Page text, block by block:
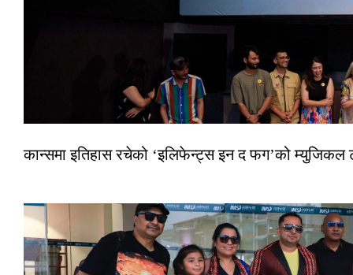
कान्समा इतिहास रचेको ‘इलिफेन्ट्स इन द फग’को म्युजिकल